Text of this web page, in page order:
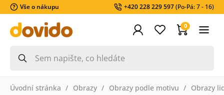
Vše o nákupu +420 228 229 597(Po-Pá: 7 - 16)
0
Úvodní stránka Obrazy Obrazy podle motivu Obrazy